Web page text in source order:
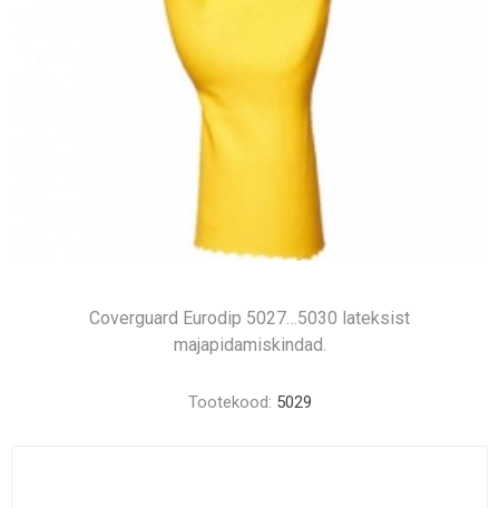
Coverguard Eurodip 5027…5030 lateksist
majapidamiskindad.
Tootekood: 5029